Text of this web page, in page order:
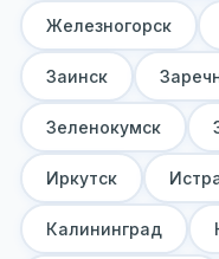
Железногорск
Заинск
Зеленокумск
Иркутск
Калининград